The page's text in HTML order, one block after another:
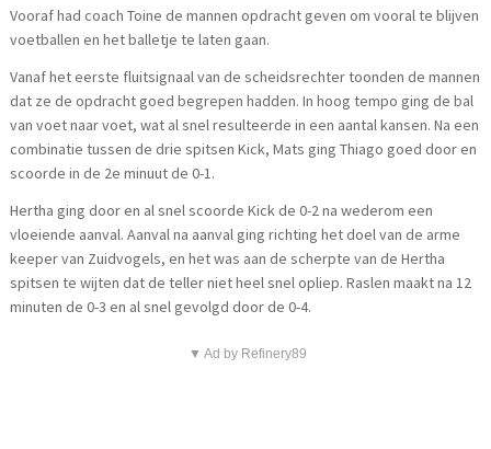
Vooraf had coach Toine de mannen opdracht geven om vooral te blijven
voetballen en het balletje te laten gaan.
Vanaf het eerste fluitsignaal van de scheidsrechter toonden de mannen
dat ze de opdracht goed begrepen hadden. In hoog tempo ging de bal
van voet naar voet, wat al snel resulteerde in een aantal kansen. Na een
combinatie tussen de drie spitsen Kick, Mats ging Thiago goed door en
scoorde in de 2e minuut de 0-1.
Hertha ging door en al snel scoorde Kick de 0-2 na wederom een
vloeiende aanval. Aanval na aanval ging richting het doel van de arme
keeper van Zuidvogels, en het was aan de scherpte van de Hertha
spitsen te wijten dat de teller niet heel snel opliep. Raslen maakt na 12
minuten de 0-3 en al snel gevolgd door de 0-4.
▼ Ad by Refinery89